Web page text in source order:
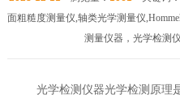
面粗糙度测量仪,轴类光学测量仪
测量仪器，光学检测
光学检测仪器光学检测原理